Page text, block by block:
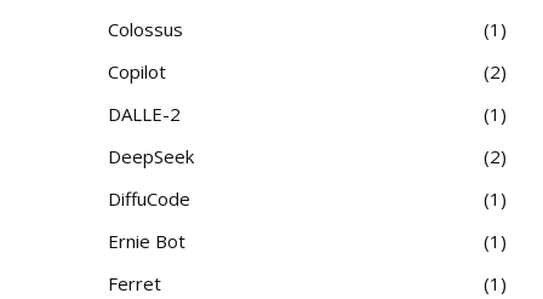
Colossus
1
Copilot
2
DALLE-2
1
DeepSeek
2
DiffuCode
1
Ernie Bot
1
Ferret
1